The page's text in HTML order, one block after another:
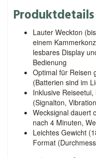
Produktdetails
Lauter Weckton
einem
lesbares Display
Bedienung
Optimal für Reisen
(Batterien sind im
Inklusive
(Signalton,
Wecksignal dauert
nach 4 Minuten,
Leichtes Gewicht
Format